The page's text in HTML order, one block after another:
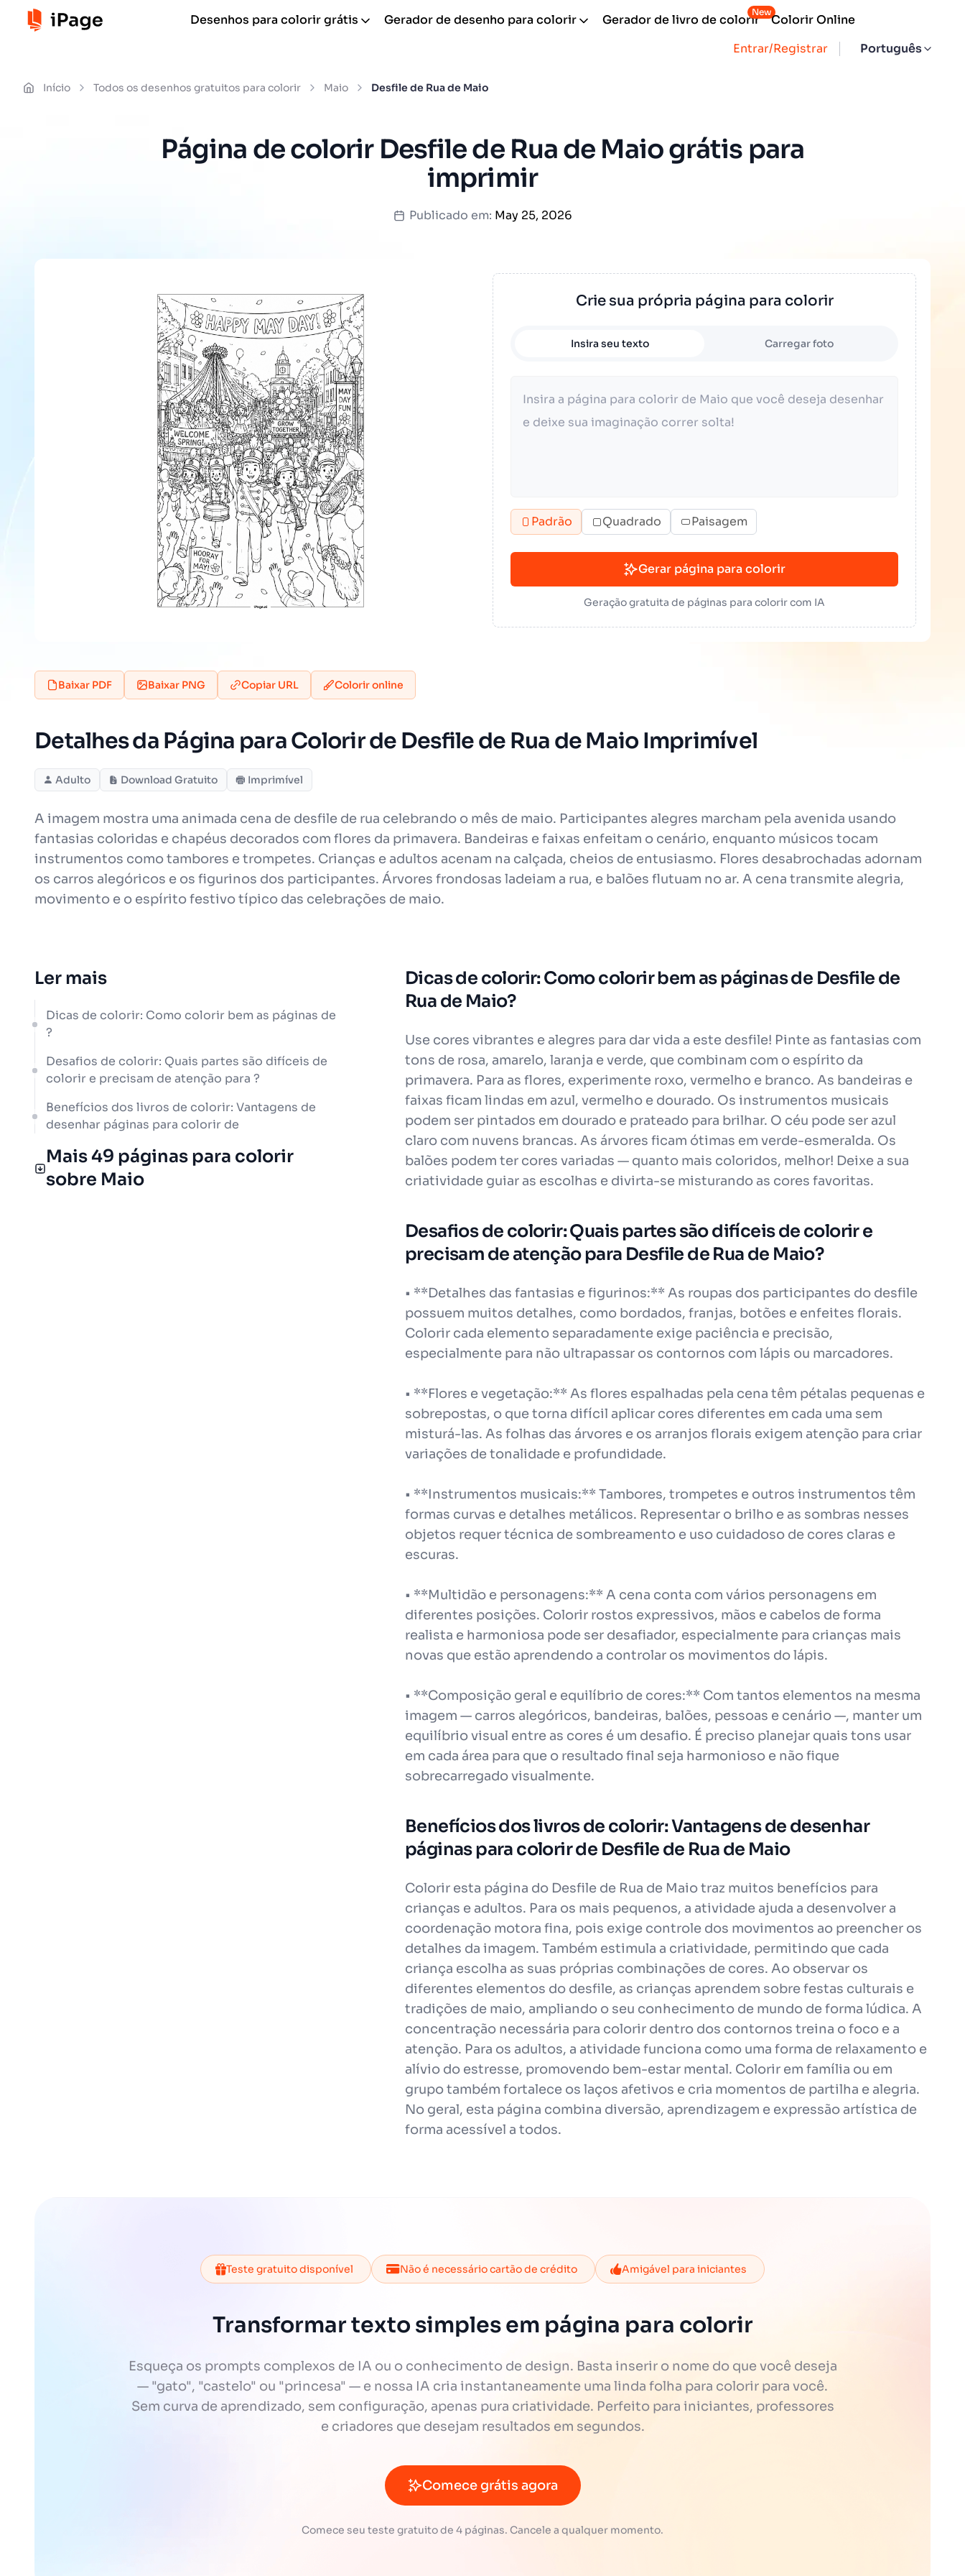
Entrar/Registrar Português
Desenhos para colorir grátis Gerador de desenho para colorir Gerador de livro de colorir
New
Colorir Online
Início Todos os desenhos gratuitos para colorir Maio Desfile de Rua de Maio
Página de colorir Desfile de Rua de Maio grátis para
imprimir
Publicado em: May 25, 2026
Crie sua própria página para colorir
Insira seu texto Carregar foto
Padrão Quadrado Paisagem
Gerar página para colorir
Geração gratuita de páginas para colorir com IA
Baixar PDF Baixar PNG Copiar URL Colorir online
Detalhes da Página para Colorir de Desfile de Rua de Maio Imprimível
Adulto Download Gratuito Imprimível
A imagem mostra uma animada cena de desfile de rua celebrando o mês de maio. Participantes alegres marcham pela avenida usando
fantasias coloridas e chapéus decorados com flores da primavera. Bandeiras e faixas enfeitam o cenário, enquanto músicos tocam
instrumentos como tambores e trompetes. Crianças e adultos acenam na calçada, cheios de entusiasmo. Flores desabrochadas adornam
os carros alegóricos e os figurinos dos participantes. Árvores frondosas ladeiam a rua, e balões flutuam no ar. A cena transmite alegria,
movimento e o espírito festivo típico das celebrações de maio.
Ler mais
Dicas de colorir: Como colorir bem as páginas de
?
Desafios de colorir: Quais partes são difíceis de
colorir e precisam de atenção para ?
Benefícios dos livros de colorir: Vantagens de
desenhar páginas para colorir de
Mais 49 páginas para colorir
sobre Maio
Dicas de colorir: Como colorir bem as páginas de Desfile de
Rua de Maio?
Use cores vibrantes e alegres para dar vida a este desfile! Pinte as fantasias com
tons de rosa, amarelo, laranja e verde, que combinam com o espírito da
primavera. Para as flores, experimente roxo, vermelho e branco. As bandeiras e
faixas ficam lindas em azul, vermelho e dourado. Os instrumentos musicais
podem ser pintados em dourado e prateado para brilhar. O céu pode ser azul
claro com nuvens brancas. As árvores ficam ótimas em verde-esmeralda. Os
balões podem ter cores variadas — quanto mais coloridos, melhor! Deixe a sua
criatividade guiar as escolhas e divirta-se misturando as cores favoritas.
Desafios de colorir: Quais partes são difíceis de colorir e
precisam de atenção para Desfile de Rua de Maio?
• **Detalhes das fantasias e figurinos:** As roupas dos participantes do desfile
possuem muitos detalhes, como bordados, franjas, botões e enfeites florais.
Colorir cada elemento separadamente exige paciência e precisão,
especialmente para não ultrapassar os contornos com lápis ou marcadores.
• **Flores e vegetação:** As flores espalhadas pela cena têm pétalas pequenas e
sobrepostas, o que torna difícil aplicar cores diferentes em cada uma sem
misturá-las. As folhas das árvores e os arranjos florais exigem atenção para criar
variações de tonalidade e profundidade.
• **Instrumentos musicais:** Tambores, trompetes e outros instrumentos têm
formas curvas e detalhes metálicos. Representar o brilho e as sombras nesses
objetos requer técnica de sombreamento e uso cuidadoso de cores claras e
escuras.
• **Multidão e personagens:** A cena conta com vários personagens em
diferentes posições. Colorir rostos expressivos, mãos e cabelos de forma
realista e harmoniosa pode ser desafiador, especialmente para crianças mais
novas que estão aprendendo a controlar os movimentos do lápis.
• **Composição geral e equilíbrio de cores:** Com tantos elementos na mesma
imagem — carros alegóricos, bandeiras, balões, pessoas e cenário —, manter um
equilíbrio visual entre as cores é um desafio. É preciso planejar quais tons usar
em cada área para que o resultado final seja harmonioso e não fique
sobrecarregado visualmente.
Benefícios dos livros de colorir: Vantagens de desenhar
páginas para colorir de Desfile de Rua de Maio
Colorir esta página do Desfile de Rua de Maio traz muitos benefícios para
crianças e adultos. Para os mais pequenos, a atividade ajuda a desenvolver a
coordenação motora fina, pois exige controle dos movimentos ao preencher os
detalhes da imagem. Também estimula a criatividade, permitindo que cada
criança escolha as suas próprias combinações de cores. Ao observar os
diferentes elementos do desfile, as crianças aprendem sobre festas culturais e
tradições de maio, ampliando o seu conhecimento de mundo de forma lúdica. A
concentração necessária para colorir dentro dos contornos treina o foco e a
atenção. Para os adultos, a atividade funciona como uma forma de relaxamento e
alívio do estresse, promovendo bem-estar mental. Colorir em família ou em
grupo também fortalece os laços afetivos e cria momentos de partilha e alegria.
No geral, esta página combina diversão, aprendizagem e expressão artística de
forma acessível a todos.
Teste gratuito disponível Não é necessário cartão de crédito Amigável para iniciantes
Transformar texto simples em página para colorir
Esqueça os prompts complexos de IA ou o conhecimento de design. Basta inserir o nome do que você deseja
— "gato", "castelo" ou "princesa" — e nossa IA cria instantaneamente uma linda folha para colorir para você.
Sem curva de aprendizado, sem configuração, apenas pura criatividade. Perfeito para iniciantes, professores
e criadores que desejam resultados em segundos.
Comece grátis agora
Comece seu teste gratuito de 4 páginas. Cancele a qualquer momento.